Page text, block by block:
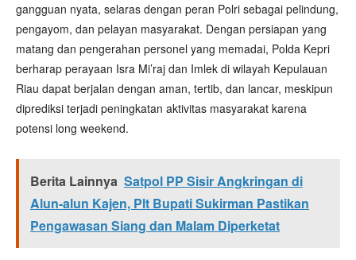
gangguan nyata, selaras dengan peran Polri sebagai pelindung,
pengayom, dan pelayan masyarakat. Dengan persiapan yang
matang dan pengerahan personel yang memadai, Polda Kepri
berharap perayaan Isra Mi’raj dan Imlek di wilayah Kepulauan
Riau dapat berjalan dengan aman, tertib, dan lancar, meskipun
diprediksi terjadi peningkatan aktivitas masyarakat karena
potensi long weekend.
Berita Lainnya Satpol PP Sisir Angkringan di
Alun-alun Kajen, Plt Bupati Sukirman Pastikan
Pengawasan Siang dan Malam Diperketat